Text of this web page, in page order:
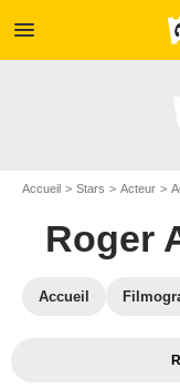
menu
Accueil Stars Acteur
Roger
Accueil